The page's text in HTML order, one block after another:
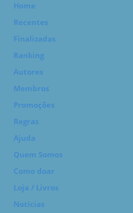
Home
Recentes
Finalizadas
Ranking
Autores
Membros
Promoções
Regras
Ajuda
Quem Somos
Como doar
Loja / Livros
Notícias